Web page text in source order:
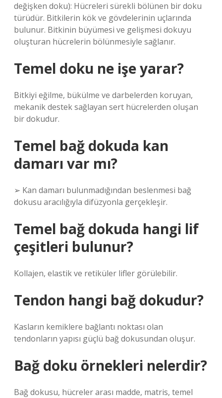
değişken doku): Hücreleri sürekli bölünen bir doku
türüdür. Bitkilerin kök ve gövdelerinin uçlarında
bulunur. Bitkinin büyümesi ve gelişmesi dokuyu
oluşturan hücrelerin bölünmesiyle sağlanır.
Temel doku ne işe yarar?
Bitkiyi eğilme, bükülme ve darbelerden koruyan,
mekanik destek sağlayan sert hücrelerden oluşan
bir dokudur.
Temel bağ dokuda kan
damarı var mı?
➢ Kan damarı bulunmadığından beslenmesi bağ
dokusu aracılığıyla difüzyonla gerçekleşir.
Temel bağ dokuda hangi lif
çeşitleri bulunur?
Kollajen, elastik ve retiküler lifler görülebilir.
Tendon hangi bağ dokudur?
Kasların kemiklere bağlantı noktası olan
tendonların yapısı güçlü bağ dokusundan oluşur.
Bağ doku örnekleri nelerdir?
Bağ dokusu, hücreler arası madde, matris, temel